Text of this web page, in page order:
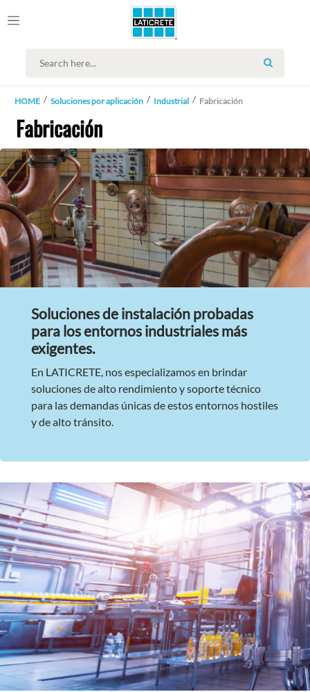
SEARCH
HOME Soluciones por aplicación Industrial Fabricación
Fabricación
Soluciones de instalación probadas
para los entornos industriales más
exigentes.
En LATICRETE, nos especializamos en brindar
soluciones de alto rendimiento y soporte técnico
para las demandas únicas de estos entornos hostiles
y de alto tránsito.